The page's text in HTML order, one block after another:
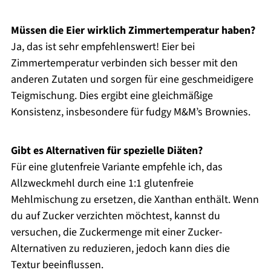
Müssen die Eier wirklich Zimmertemperatur haben?
Ja, das ist sehr empfehlenswert! Eier bei
Zimmertemperatur verbinden sich besser mit den
anderen Zutaten und sorgen für eine geschmeidigere
Teigmischung. Dies ergibt eine gleichmäßige
Konsistenz, insbesondere für fudgy M&M’s Brownies.
Gibt es Alternativen für spezielle Diäten?
Für eine glutenfreie Variante empfehle ich, das
Allzweckmehl durch eine 1:1 glutenfreie
Mehlmischung zu ersetzen, die Xanthan enthält. Wenn
du auf Zucker verzichten möchtest, kannst du
versuchen, die Zuckermenge mit einer Zucker-
Alternativen zu reduzieren, jedoch kann dies die
Textur beeinflussen.